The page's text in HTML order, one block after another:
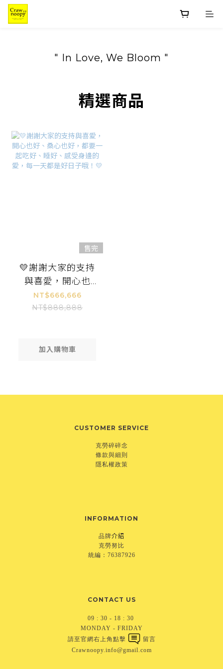
" In Love, We Bloom "
精選商品
售完
💛謝謝大家的支持
與喜愛，開心也
好、桑心也好，都
要一起吃好、睡
日子哦！💛
NT$666,666
NT$888,888
加入購物車
CUSTOMER SERVICE
克勞碎碎念
條款與細則
隱私權政策
INFORMATION
品牌介紹
克勞努比
統編：76387926
CONTACT US
09 : 30 - 18 : 30
MONDAY - FRIDAY
請至官網右上角點擊
留言
Crawnoopy.info@gmail.com